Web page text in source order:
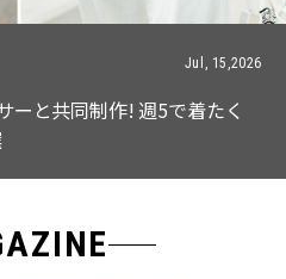
人さん登場】余裕のある先輩
月号発売